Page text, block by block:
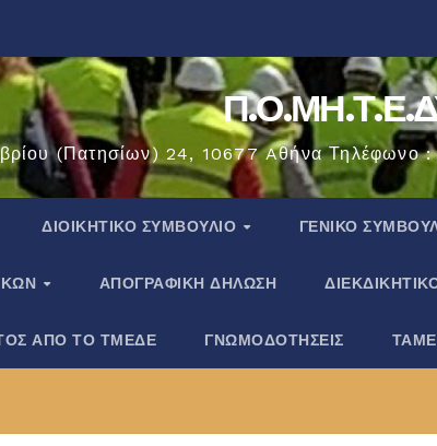
(Πατησίων) 24, 10677 Aθήνα
ΔΙΟΙΚΗΤΙΚΟ ΣΥΜΒΟΥΛΙΟ ΓΕΝΙΚΟ
ΑΠΟΓΡΑΦΙΚΗ ΔΗΛΩΣΗ
ΑΠΟ ΤΟ ΤΜΕΔΕ ΓΝΩΜΟΔΟΤΗΣΕΙΣ